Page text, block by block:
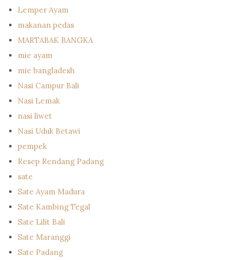
Lemper Ayam
makanan pedas
MARTABAK BANGKA
mie ayam
mie bangladesh
Nasi Campur Bali
Nasi Lemak
nasi liwet
Nasi Uduk Betawi
pempek
Resep Rendang Padang
sate
Sate Ayam Madura
Sate Kambing Tegal
Sate Lilit Bali
Sate Maranggi
Sate Padang